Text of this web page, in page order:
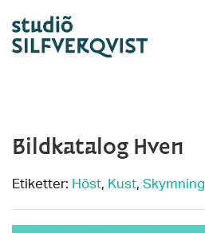
Bildkatalog Hven
Etiketter: Höst, Kust, Skymning